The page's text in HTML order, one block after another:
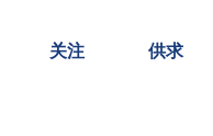
关注 供求